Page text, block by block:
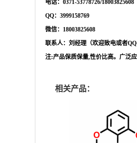
电话： 0371-53778726/
QQ：3999158769
微信： 18003825608
联系人：刘经理（欢迎致电或者
注:产品保质保量,性价比高。广泛
相关产品：